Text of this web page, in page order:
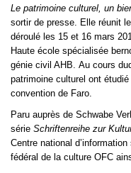
Le patrimoine culturel, un
sortir de presse. Elle réunit
déroulé les 15 et 16 mars
Haute école spécialisée
génie civil AHB. Au cours
patrimoine culturel ont
convention de Faro.
Paru auprès de Schwabe
série Schriftenreihe zur
Centre national
fédéral de la culture OFC